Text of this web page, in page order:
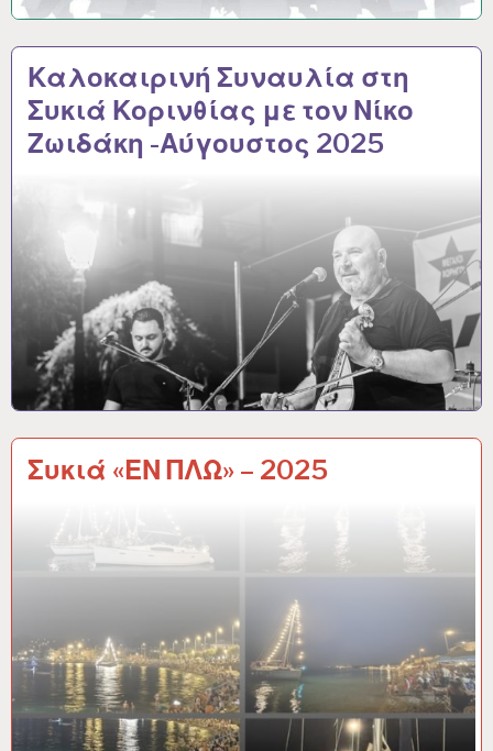
Καλοκαιρινή Συναυλία στη
Συκιά Κορινθίας με τον Νίκο
Ζωιδάκη -Αύγουστος 2025
Συκιά «ΕΝ ΠΛΩ» – 2025